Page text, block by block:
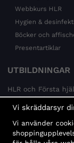
Webbkurs HLR
Hygien &
Böcker och
Presentartiklar
UTBILDNINGAR
HLR och Första
Psykisk hälsa
Brandskydd
MÅLGRUPPER
Vi skräddarsyr
Vi använder